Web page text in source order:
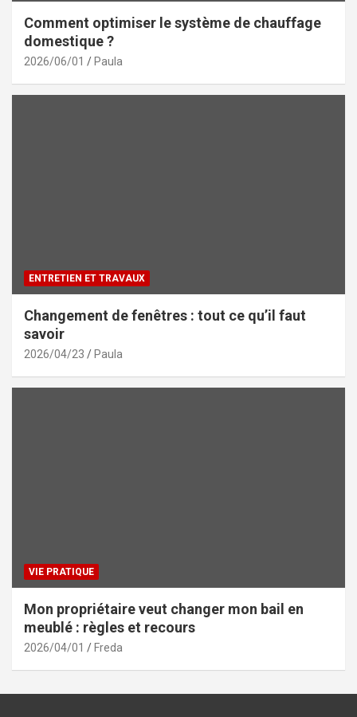
Comment optimiser le système de chauffage
domestique ?
2026/06/01 Paula
ENTRETIEN ET TRAVAUX
Changement de fenêtres : tout ce qu’il faut
savoir
2026/04/23 Paula
VIE PRATIQUE
Mon propriétaire veut changer mon bail en
meublé : règles et recours
2026/04/01 Freda